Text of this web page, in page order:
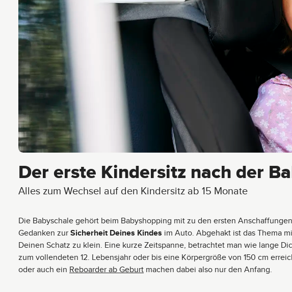
Der erste Kindersitz nach der
Alles zum Wechsel auf den Kindersitz ab 15 Monate
Die Babyschale gehört beim Babyshopping mit zu den ersten
Gedanken zurSicherheit Deines Kindes im Auto. Abgehakt ist das Thema
Deinen Schatz zu klein. Eine kurze Zeitspanne, betrachtet man wie lange
zum vollendeten 12. Lebensjahr oder bis eine Körpergröße von 150 cm
oder auch ein Reboarder ab Geburt machen dabei also nur den Anfang.